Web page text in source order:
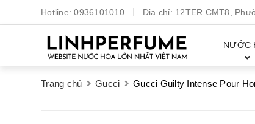
Hotline:0936101010 Địa chỉ: 12TER CMT8,
NƯỚC
Trang chủ Gucci Gucci Guilty Intense Pour